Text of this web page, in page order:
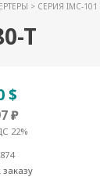
> СЕРИЯ IMC-101
T
$
₽
22%
заказу